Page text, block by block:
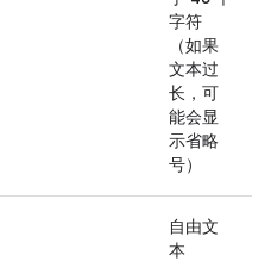
字符
（如果
文本过
长，可
能会显
示省略
号）
自由文
本